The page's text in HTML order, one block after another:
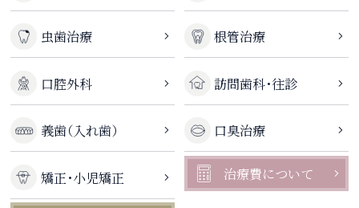
虫歯治療 根管治療
口腔外科 訪問歯科・往診
義歯（入れ歯） 口臭治療
矯正・小児矯正 治療費について